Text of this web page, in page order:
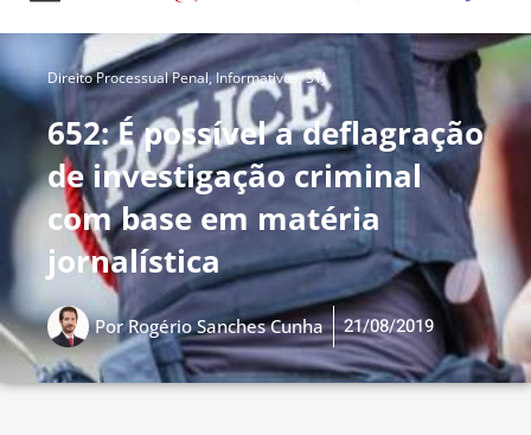
Direito Processual Penal,Informativos,STJ
652: É possível a deflagração
de investigação criminal
com base em matéria
jornalística
PorRogério Sanches Cunha 21/08/2019